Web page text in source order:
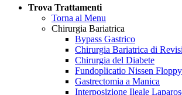
Trova Trattamenti
Torna al Menu
Chirurgia Bariatrica
Bypass Gastrico
Chirurgia Bariatrica di
Chirurgia del Diabete
Fundoplicatio Nissen Floppy
Gastrectomia a Manica
Interposizione Ileale